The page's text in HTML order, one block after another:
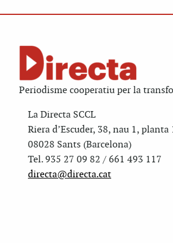
Periodisme cooperatiu per la
La Directa SCCL
Riera d’Escuder, 38, nau 1, planta
08028 Sants (Barcelona)
Tel. 935 27 09 82 / 661 493 117
directa@directa.cat